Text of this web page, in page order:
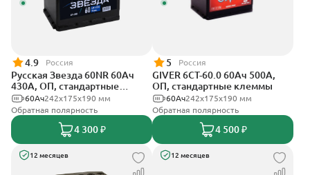
4.9 Россия
Русская Звезда 60NR 60Ач
430А, ОП, стандартные
клеммы242x175x190 мм
60Ач
Обратная полярность
4 300 ₽
5 Россия
GIVER 6СТ-60.0 60Ач 500А,
ОП, стандартные клеммы
242х175х190 мм
60Ач
Обратная полярность
4 500 ₽
12 месяцев 12 месяцев